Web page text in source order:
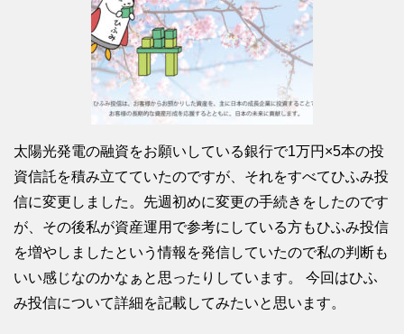
太陽光発電の融資をお願いしている銀行で1万円×5本の投
資信託を積み立てていたのですが、それをすべてひふみ投
信に変更しました。先週初めに変更の手続きをしたのです
が、その後私が資産運用で参考にしている方もひふみ投信
を増やしましたという情報を発信していたので私の判断も
いい感じなのかなぁと思ったりしています。 今回はひふ
み投信について詳細を記載してみたいと思います。